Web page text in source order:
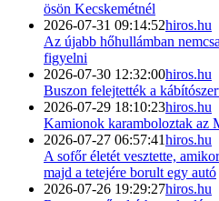
ösön Kecskemétnél
2026-07-31 09:14:52hiros.hu
Az újabb hőhullámban
figyelni
2026-07-30 12:32:00hiros.hu
Buszon felejtették a
2026-07-29 18:10:23hiros.hu
Kamionok karamboloztak az
2026-07-27 06:57:41hiros.hu
A sofőr életét vesztette,
majd a tetejére borult egy autó
2026-07-26 19:29:27hiros.hu